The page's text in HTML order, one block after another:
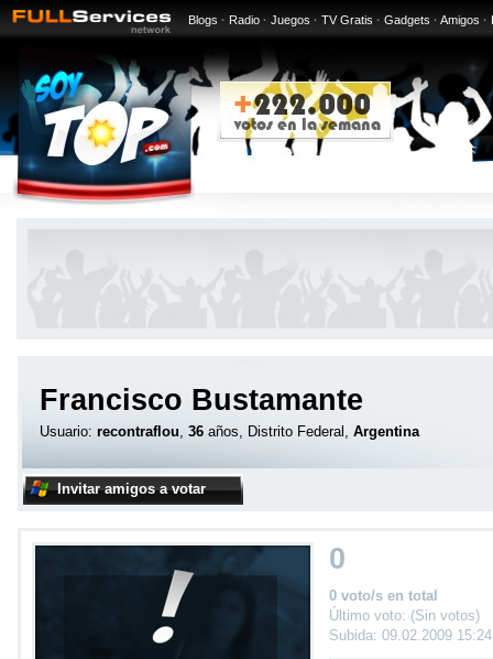
Blogs · Radio · Juegos · TV Gratis · Gadgets · Amigos ·
Francisco Bustamante
Usuario: recontraflou, 36 años, Distrito Federal, Argentina
Invitar amigos a votar
0
0 voto/s en total
Último voto: (Sin votos)
Subida: 09.02.2009